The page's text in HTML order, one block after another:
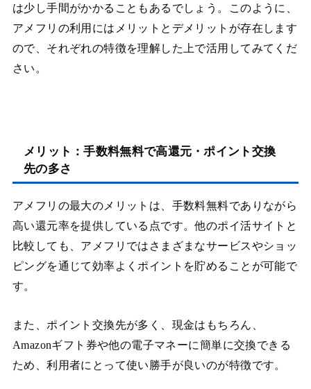
は少し手間がかかることもあるでしょう。このように、
アメフリの利用にはメリットとデメリットが存在します
ので、それぞれの特徴を理解した上で活用してみてくだ
さい。
メリット：手数料無料で高還元・ポイント交換
先の多さ
アメフリの最大のメリットは、手数料無料でありながら
高い還元率を提供している点です。他のポイ活サイトと
比較しても、アメフリではさまざまなサービスやショッ
ピングを通じて効率よくポイントを貯めることが可能で
す。
また、ポイント交換先が多く、現金はもちろん、
Amazonギフト券や他の電子マネーに簡単に交換できる
ため、利用者にとって使い勝手が良いのが特徴です。